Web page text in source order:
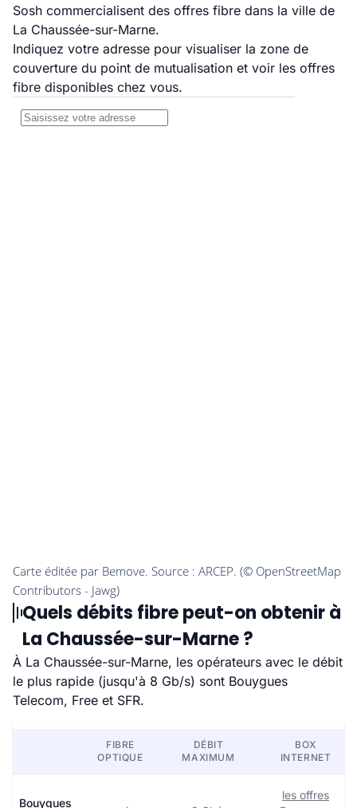
Sosh commercialisent des offres fibre dans la ville de
La Chaussée-sur-Marne.
Indiquez votre adresse pour visualiser la zone de
couverture du point de mutualisation et voir les offres
fibre disponibles chez vous.
Quels débits fibre peut-on obtenir à
La Chaussée-sur-Marne ?
À La Chaussée-sur-Marne, les opérateurs avec le débit
le plus rapide (jusqu'à 8 Gb/s) sont Bouygues
Telecom, Free et SFR.
FIBRE
OPTIQUE
DÉBIT
MAXIMUM
BOX
INTERNET
Bouygues
les offres